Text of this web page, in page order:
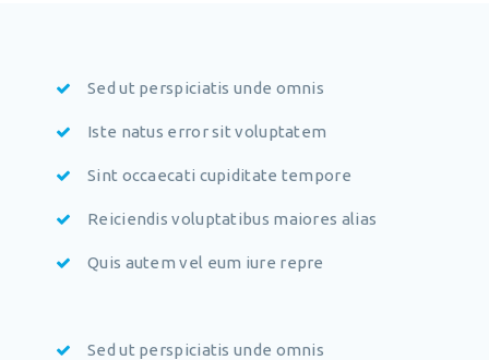
Sed ut perspiciatis unde omnis
Iste natus error sit voluptatem
Sint occaecati cupiditate tempore
Reiciendis voluptatibus maiores alias
Quis autem vel eum iure repre
Sed ut perspiciatis unde omnis